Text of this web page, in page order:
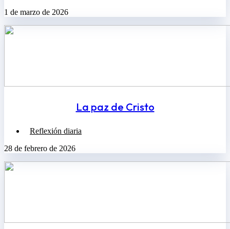
1 de marzo de 2026
La paz de Cristo
Reflexión diaria
28 de febrero de 2026